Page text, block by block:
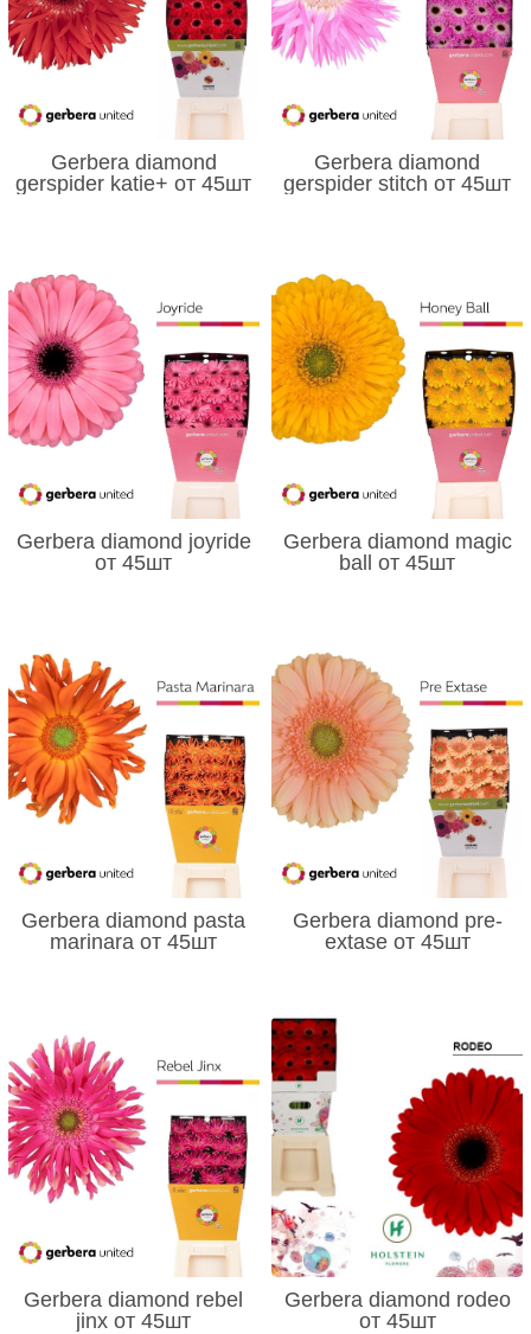
Gerbera diamond
gerspider katie+ от 45шт
Gerbera diamond
gerspider stitch от 45шт
Gerbera diamond joyride
от 45шт
Gerbera diamond magic
ball от 45шт
Gerbera diamond pasta
marinara от 45шт
Gerbera diamond pre-
extase от 45шт
Gerbera diamond rebel
jinx от 45шт
Gerbera diamond rodeo
от 45шт